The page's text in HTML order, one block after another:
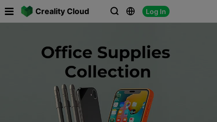
Creality Cloud   Log In